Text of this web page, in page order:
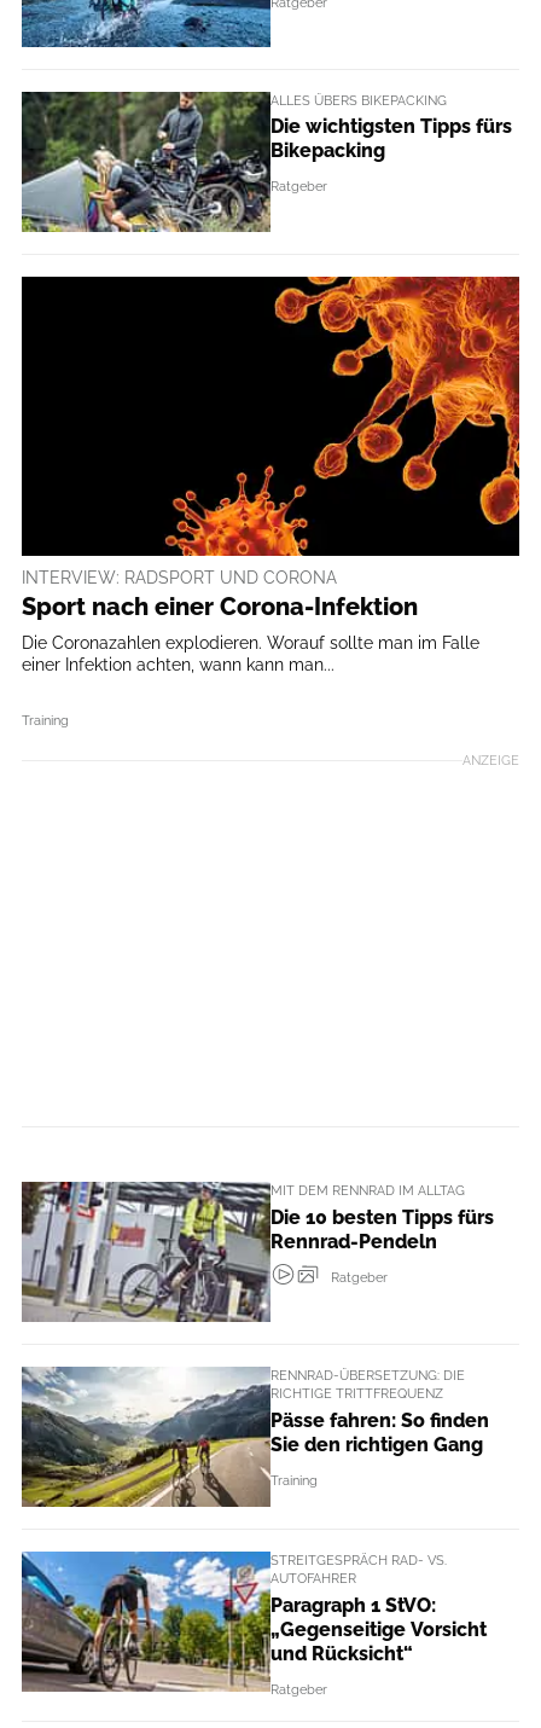
ALLES ÜBERS BIKEPACKING
Die wichtigsten Tipps fürs
Bikepacking
Ratgeber
INTERVIEW: RADSPORT UND CORONA
Sport nach einer Corona-Infektion
Die Coronazahlen explodieren. Worauf sollte man im Falle
einer Infektion achten, wann kann man...
Training
ANZEIGE
MIT DEM RENNRAD IM ALLTAG
Die 10 besten Tipps fürs
Rennrad-Pendeln
Ratgeber
RENNRAD-ÜBERSETZUNG: DIE
RICHTIGE TRITTFREQUENZ
Pässe fahren: So finden
Sie den richtigen Gang
Training
STREITGESPRÄCH RAD- VS.
AUTOFAHRER
Paragraph 1 StVO:
„Gegenseitige Vorsicht
und Rücksicht“
Ratgeber